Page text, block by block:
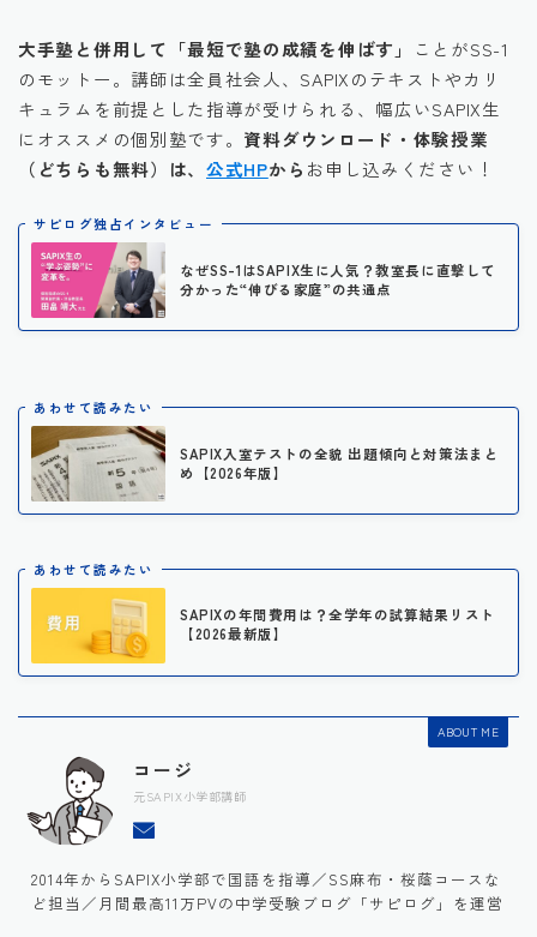
大手塾と併用して「最短で塾の成績を伸ばす」
ことがSS-1
のモットー。講師は全員社会人、SAPIXのテキストやカリ
キュラムを前提とした指導が受けられる、幅広いSAPIX生
にオススメの個別塾です。 資料ダウンロード・体験授業
（どちらも無料）は、 公式HPから お申し込みください！
サピログ独占インタビュー
なぜSS-1はSAPIX生に人気？教室長に直撃して
分かった“伸びる家庭”の共通点
あわせて読みたい
SAPIX入室テストの全貌 出題傾向と対策法まと
め【2026年版】
あわせて読みたい
SAPIXの年間費用は？全学年の試算結果リスト
【2026最新版】
ABOUT ME
コージ
元SAPIX小学部講師
2014年からSAPIX小学部で国語を指導／SS麻布・桜蔭コースな
ど担当／月間最高11万PVの中学受験ブログ「サピログ」を運営